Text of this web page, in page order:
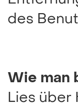
des
Wie man
Lies über